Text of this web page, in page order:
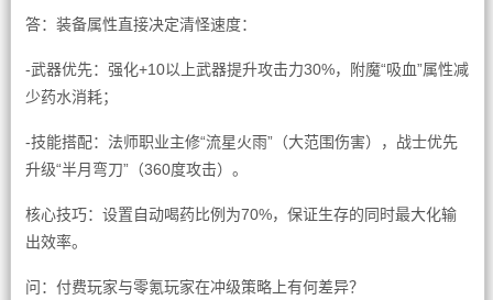
答：装备属性直接决定清怪速度：
-武器优先：强化+10以上武器提升攻击力30%，附魔“吸血”属性减
少药水消耗；
-技能搭配：法师职业主修“流星火雨”（大范围伤害），战士优先
升级“半月弯刀”（360度攻击）。
核心技巧：设置自动喝药比例为70%，保证生存的同时最大化输
出效率。
问：付费玩家与零氪玩家在冲级策略上有何差异？